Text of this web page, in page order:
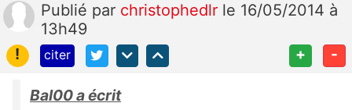
Publié par christophedlr le 16/05/2014 à
13h49
!
citer + -
Bal00 a écrit